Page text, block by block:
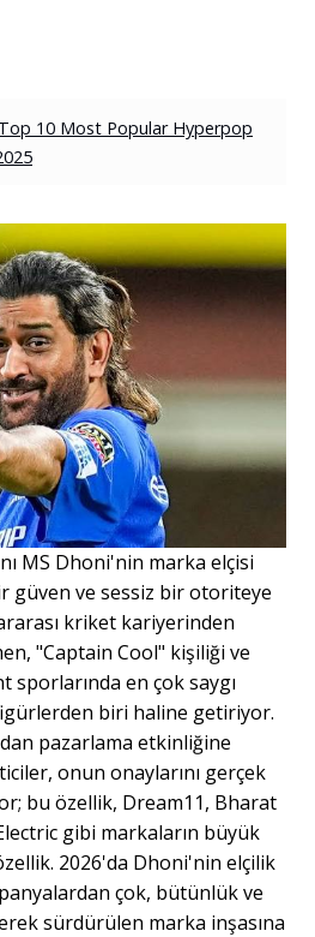
Top 10 Most Popular Hyperpop
MS Dhoni'nin marka elçisi
güven ve sessiz bir otoriteye
kriket kariyerinden
"Captain Cool" kişiliği ve
sporlarında en çok saygı
biri haline getiriyor.
pazarlama etkinliğine
onun onaylarını gerçek
bu özellik, Dream11, Bharat
gibi markaların büyük
2026'da Dhoni'nin elçilik
çok, bütünlük ve
sürdürülen marka inşasına